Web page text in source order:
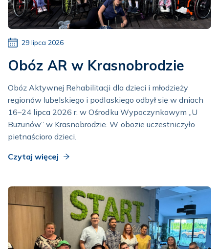
29 lipca 2026
Obóz AR w Krasnobrodzie
Obóz Aktywnej Rehabilitacji dla dzieci i młodzieży
regionów lubelskiego i podlaskiego odbył się w dniach
16–24 lipca 2026 r. w Ośrodku Wypoczynkowym „U
Buzunów” w Krasnobrodzie. W obozie uczestniczyło
pietnaścioro dzieci.
Czytaj więcej